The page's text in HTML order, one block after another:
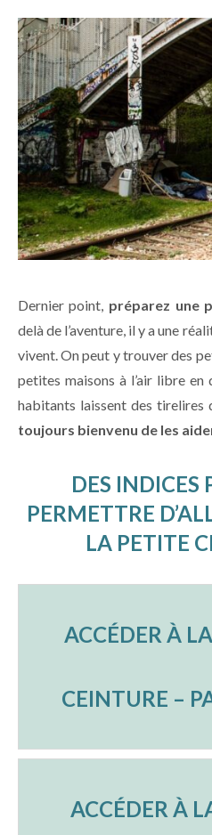
Dernier point, préparez une
delà de l’aventure, il y a une
vivent. On peut y trouver des
petites maisons à l’air libre en
habitants laissent des tirelires
toujours bienvenu de les
DES INDICES
PERMETTRE
LA PETITE
ACCÉDER À
CEINTURE –
ACCÉDER À